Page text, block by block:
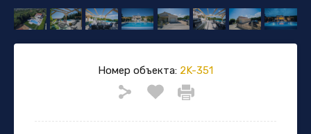
Номер объекта: 2K-351